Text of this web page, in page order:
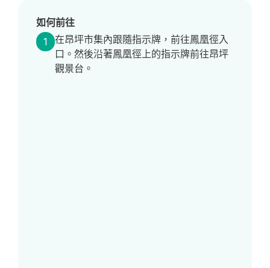
如何前往
1
在昂坪市集內跟隨指示牌，前往鳳凰徑入
口。然後沿著鳳凰徑上的指示牌前往昂坪
觀景台。